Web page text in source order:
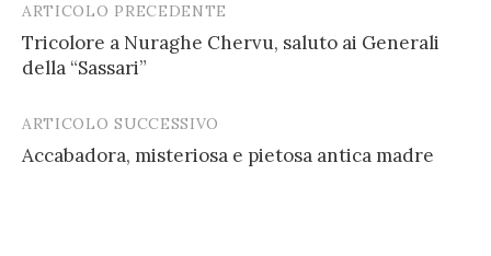
Post
navigation
ARTICOLO PRECEDENTE
Tricolore a Nuraghe Chervu, saluto ai Generali
della “Sassari”
ARTICOLO SUCCESSIVO
Accabadora, misteriosa e pietosa antica madre